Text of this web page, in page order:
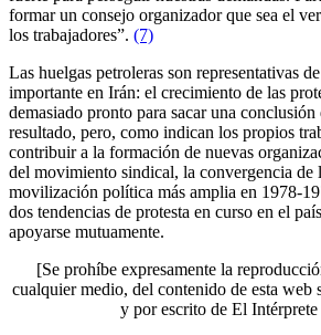
formar un consejo organizador que sea el
los trabajadores”. (7)
Las huelgas petroleras son representativas
importante en Irán: el crecimiento de las
demasiado pronto para sacar una
resultado, pero, como indican los propios
contribuir a la formación de nuevas
del movimiento sindical, la convergencia de
movilización política más amplia en 1978-
dos tendencias de protesta en curso en el
apoyarse mutuamente.
[Se prohíbe expresamente la
cualquier medio, del contenido de esta web
y por escrito de El